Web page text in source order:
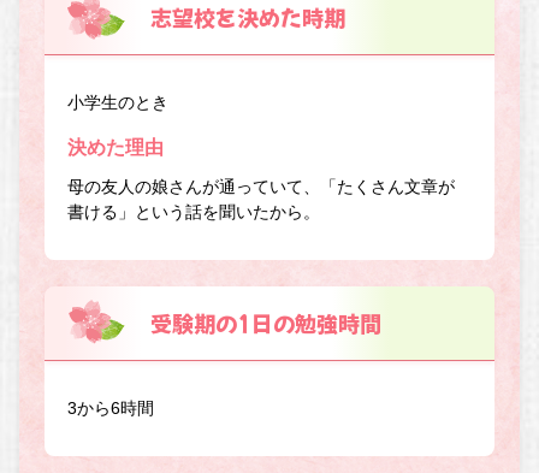
志望校を決めた時期
小学生のとき
決めた理由
母の友人の娘さんが通っていて、「たくさん文章が
書ける」という話を聞いたから。
受験期の1日の勉強時間
3から6時間